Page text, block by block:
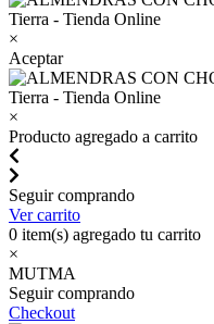
×
Aceptar
×
Producto agregado a carrito
Seguir comprando
Ver carrito
0 item(s) agregado tu carrito
×
MUTMA
Seguir comprando
Checkout